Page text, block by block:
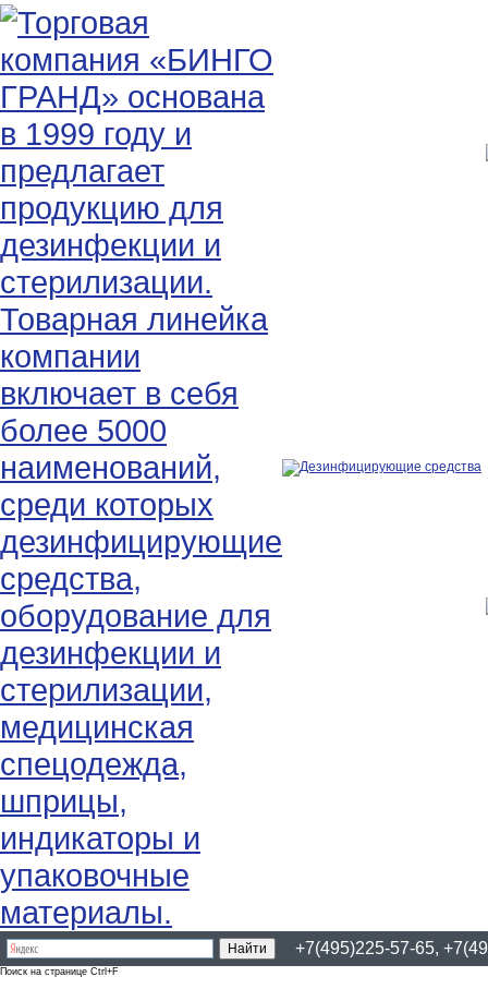
+7(495)225-57-65,
Поиск на странице Ctrl+F